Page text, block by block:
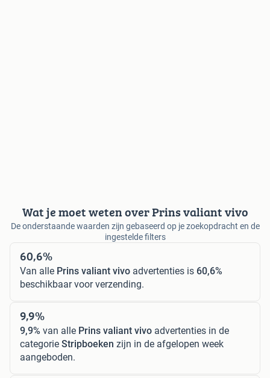
Wat je moet weten over Prins valiant vivo
De onderstaande waarden zijn gebaseerd op je zoekopdracht en de
ingestelde filters
60,6%
Van alle Prins valiant vivo advertenties is 60,6%
beschikbaar voor verzending.
9,9%
9,9% van alle Prins valiant vivo advertenties in de
categorie Stripboeken zijn in de afgelopen week
aangeboden.